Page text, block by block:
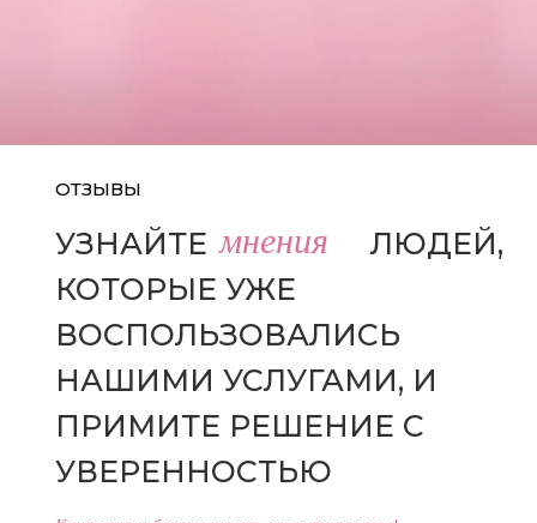
ОТЗЫВЫ
УЗНАЙТЕ МНЕНИЯ
ЛЮДЕЙ,
КОТОРЫЕ УЖЕ
ВОСПОЛЬЗОВАЛИСЬ
НАШИМИ УСЛУГАМИ, И
ПРИМИТЕ РЕШЕНИЕ С
УВЕРЕННОСТЬЮ
мнения